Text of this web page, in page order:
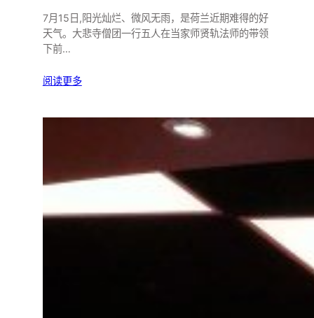
7月15日,阳光灿烂、微风无雨，是荷兰近期难得的好
天气。大悲寺僧团一行五人在当家师贤轨法师的带领
下前…
阅读更多